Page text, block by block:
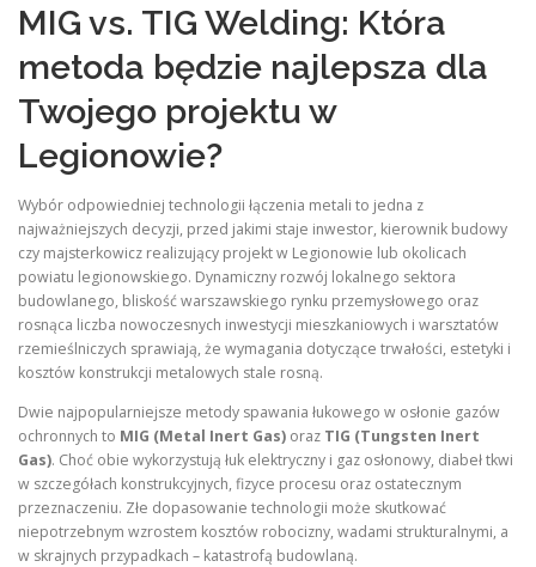
MIG vs. TIG Welding: Która
metoda będzie najlepsza dla
Twojego projektu w
Legionowie?
Wybór odpowiedniej technologii łączenia metali to jedna z
najważniejszych decyzji, przed jakimi staje inwestor, kierownik budowy
czy majsterkowicz realizujący projekt w Legionowie lub okolicach
powiatu legionowskiego. Dynamiczny rozwój lokalnego sektora
budowlanego, bliskość warszawskiego rynku przemysłowego oraz
rosnąca liczba nowoczesnych inwestycji mieszkaniowych i warsztatów
rzemieślniczych sprawiają, że wymagania dotyczące trwałości, estetyki i
kosztów konstrukcji metalowych stale rosną.
Dwie najpopularniejsze metody spawania łukowego w osłonie gazów
ochronnych to MIG (Metal Inert Gas) oraz TIG (Tungsten Inert
Gas). Choć obie wykorzystują łuk elektryczny i gaz osłonowy, diabeł tkwi
w szczegółach konstrukcyjnych, fizyce procesu oraz ostatecznym
przeznaczeniu. Złe dopasowanie technologii może skutkować
niepotrzebnym wzrostem kosztów robocizny, wadami strukturalnymi, a
w skrajnych przypadkach – katastrofą budowlaną.